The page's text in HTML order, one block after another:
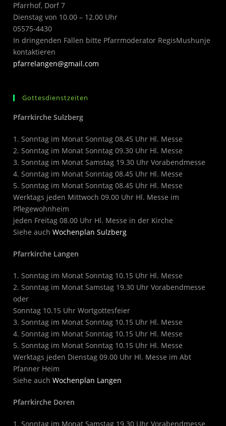
Pfarrhof, Dorf 7
Dienstag von 10.00 – 12.00 Uhr
05575-4430
In dringenden Fällen bitte Pfarrmoderator RegisMushunje
kontaktieren
pfarrelangen@gmail.com
Gottesdienstzeiten
Pfarrkirche Sulzberg
1. Sonntag im Monat Sonntag 08.45 Uhr Hl. Messe
2. Sonntag im Monat Sonntag 09.30 Uhr Hl. Messe
3. Sonntag im Monat Samstag 19.30 Uhr Vorabendmesse
4. Sonntag im Monat Sonntag 08.45 Uhr Hl. Messe
5. Sonntag im Monat Sonntag 08.45 Uhr Hl. Messe
Werktags jeden Mittwoch 09.00 Uhr Hl. Messe im
Pflegewohnheim
jeden Freitag 08.00 Uhr Hl. Messe in der Kirche
Siehe auchWochenplan Sulzberg
Pfarrkirche Langen
1. Sonntag im Monat Sonntag 10.15 Uhr Hl. Messe
2. Sonntag im Monat Samstag 19.30 Uhr Vorabendmesse
oder
Sonntag 10.15 Uhr Wortgottesfeier
3. Sonntag im Monat Sonntag 10.15 Uhr Hl. Messe
4. Sonntag im Monat Sonntag 10.15 Uhr Hl. Messe
5. Sonntag im Monat Sonntag 10.15 Uhr Hl. Messe
Werktags jeden Dienstag 09.00 Uhr Hl. Messe im Abt
Pfanner Heim
Siehe auchWochenplan Langen
Pfarrkirche Doren
1. Sonntag im Monat Samstag 19.30 Uhr Vorabendmesse